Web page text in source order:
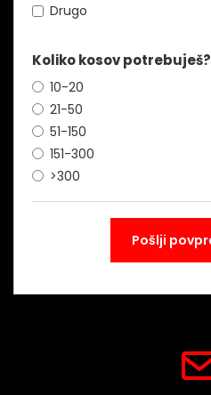
Drugo
Koliko kosov potrebuješ?
10-20
21-50
51-150
151-300
>300